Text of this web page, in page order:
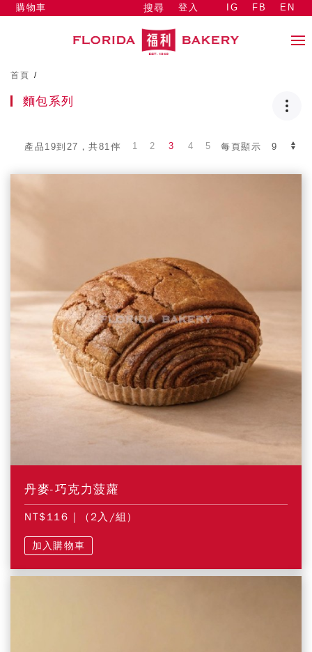
搜尋 登入
購物車 IG FB EN
首頁 /
麵包系列
產品19到27，共81件 每頁顯示
1 2 3 4 5
丹麥-巧克力菠蘿
NT$116 | (2入/組)
加入購物車